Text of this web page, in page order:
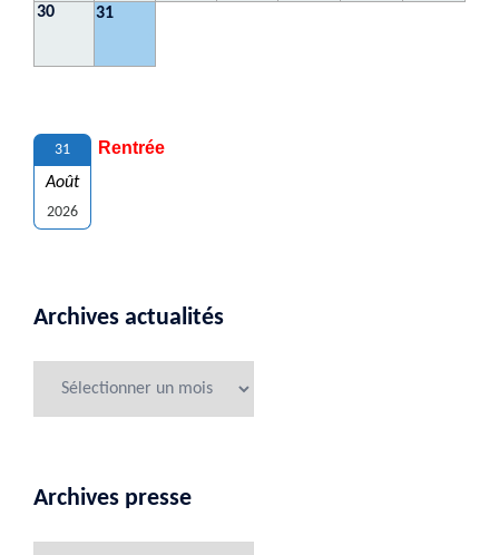
30 31
31
Août
2026
Rentrée
Archives actualités
Archives presse